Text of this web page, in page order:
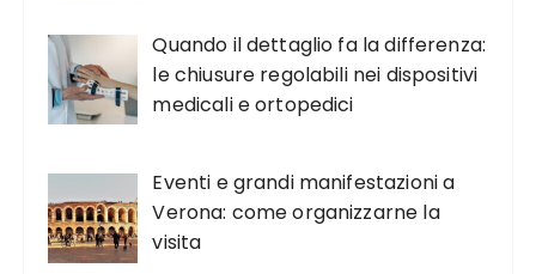
Quando il dettaglio fa la differenza:
le chiusure regolabili nei dispositivi
medicali e ortopedici
Eventi e grandi manifestazioni a
Verona: come organizzarne la
visita